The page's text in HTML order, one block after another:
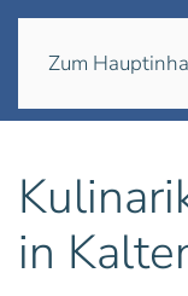
Zum
in